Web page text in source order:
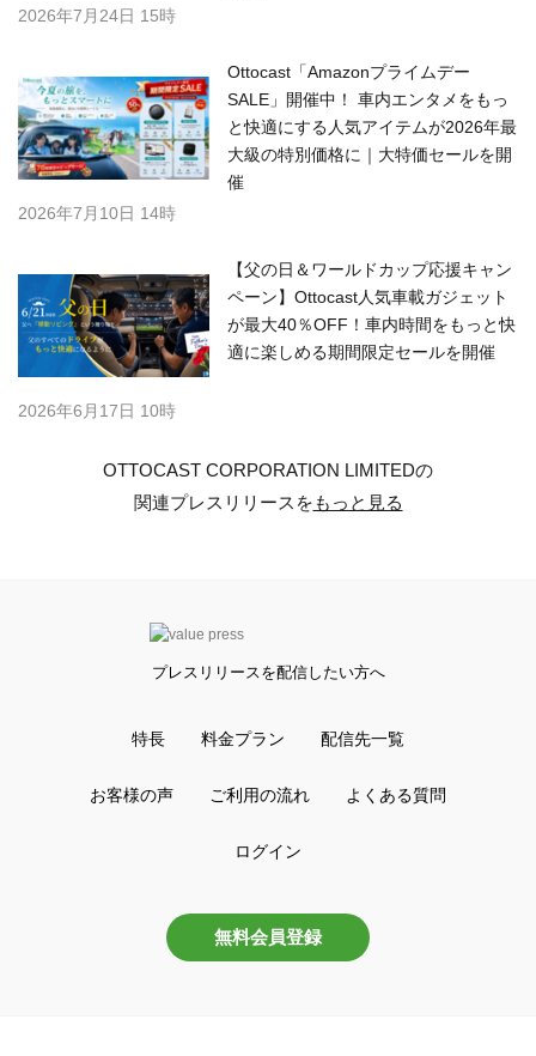
2026年7月24日 15時
Ottocast「Amazonプライムデー
SALE」開催中！ 車内エンタメをもっ
と快適にする人気アイテムが2026年最
大級の特別価格に｜大特価セールを開
催
2026年7月10日 14時
【父の日＆ワールドカップ応援キャン
ペーン】Ottocast人気車載ガジェット
が最大40％OFF！車内時間をもっと快
適に楽しめる期間限定セールを開催
2026年6月17日 10時
OTTOCAST CORPORATION LIMITEDの
関連プレスリリースをもっと見る
プレスリリースを配信したい方へ
特長 料金プラン 配信先一覧
お客様の声 ご利用の流れ よくある質問
ログイン
無料会員登録